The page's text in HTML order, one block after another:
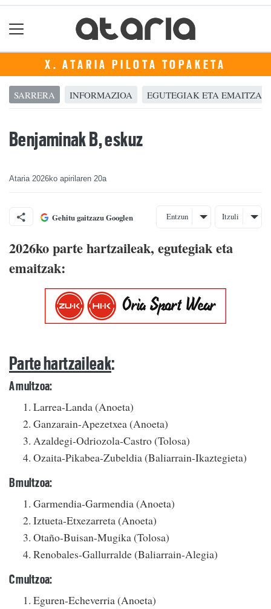
X. ATARIA PILOTA TOPAKETA
SARRERA INFORMAZIOA EGUTEGIAK ETA EMAITZAK
Benjaminak B, eskuz
Ataria 2026ko apirilaren 20a
Gehitu gaitzazu Googlen Entzun Itzuli
2026ko parte hartzaileak, egutegiak eta
emaitzak:
Parte hartzaileak:
A multzoa:
Larrea-Landa (Anoeta)
Ganzarain-Apezetxea (Anoeta)
Azaldegi-Odriozola-Castro (Tolosa)
Ozaita-Pikabea-Zubeldia (Baliarrain-Ikaztegieta)
B multzoa:
Garmendia-Garmendia (Anoeta)
Iztueta-Etxezarreta (Anoeta)
Otaño-Buisan-Mugika (Tolosa)
Renobales-Gallurralde (Baliarrain-Alegia)
C multzoa:
Eguren-Echeverria (Anoeta)